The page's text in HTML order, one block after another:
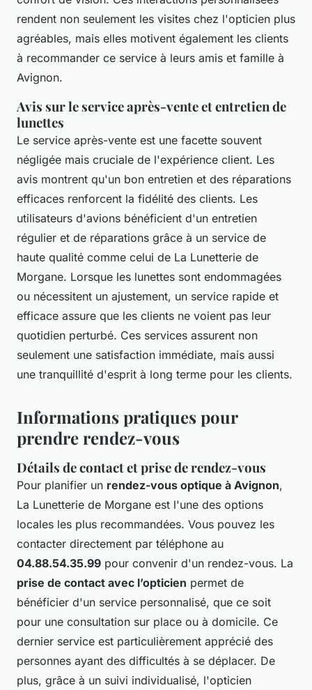
rendent non seulement les visites chez l'opticien plus
agréables, mais elles motivent également les clients
à recommander ce service à leurs amis et famille à
Avignon.
Avis sur le service après-vente et entretien de
lunettes
Le service après-vente est une facette souvent
négligée mais cruciale de l'expérience client. Les
avis montrent qu'un bon entretien et des réparations
efficaces renforcent la fidélité des clients. Les
utilisateurs d'avions bénéficient d'un entretien
régulier et de réparations grâce à un service de
haute qualité comme celui de La Lunetterie de
Morgane. Lorsque les lunettes sont endommagées
ou nécessitent un ajustement, un service rapide et
efficace assure que les clients ne voient pas leur
quotidien perturbé. Ces services assurent non
seulement une satisfaction immédiate, mais aussi
une tranquillité d'esprit à long terme pour les clients.
Informations pratiques pour
prendre rendez-vous
Détails de contact et prise de rendez-vous
Pour planifier un rendez-vous optique à Avignon,
La Lunetterie de Morgane est l'une des options
locales les plus recommandées. Vous pouvez les
contacter directement par téléphone au
04.88.54.35.99 pour convenir d'un rendez-vous. La
prise de contact avec l’opticien permet de
bénéficier d'un service personnalisé, que ce soit
pour une consultation sur place ou à domicile. Ce
dernier service est particulièrement apprécié des
personnes ayant des difficultés à se déplacer. De
plus, grâce à un suivi individualisé, l'opticien